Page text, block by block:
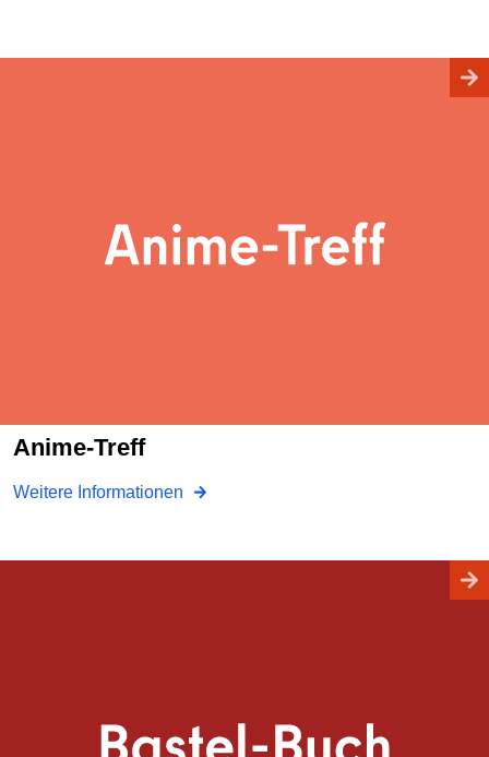
Anime-Treff
Weitere Informationen